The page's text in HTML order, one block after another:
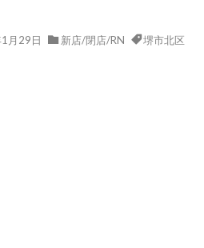
月29日 新店/閉店/RN 堺市北区